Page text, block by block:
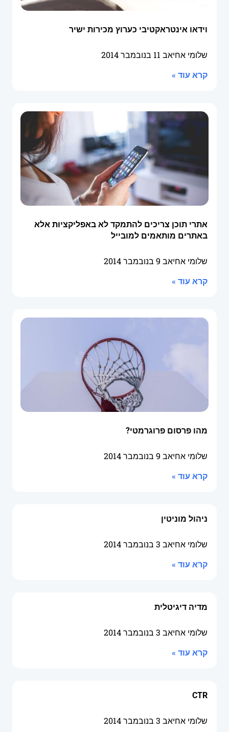
וידאו אינטראקטיבי כערוץ מכירות ישיר
שלומי אחיאב 11 בנובמבר 2014
קרא עוד »
אתרי תוכן צריכים להתמקד לא באפליקציות אלא
באתרים מותאמים למובייל
שלומי אחיאב 9 בנובמבר 2014
קרא עוד »
מהו פרסום פרוגרמטי?
שלומי אחיאב 9 בנובמבר 2014
קרא עוד »
ניהול מוניטין
שלומי אחיאב 3 בנובמבר 2014
קרא עוד »
מדיה דיגיטלית
שלומי אחיאב 3 בנובמבר 2014
קרא עוד »
CTR
שלומי אחיאב 3 בנובמבר 2014